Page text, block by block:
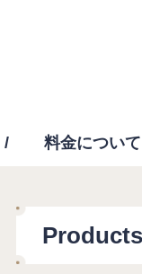
PC修理・修復・復元
料金について
Products